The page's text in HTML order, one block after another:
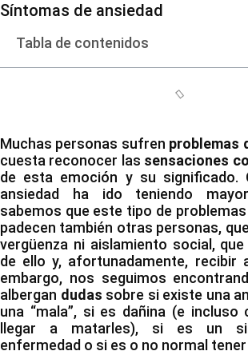
Síntomas de ansiedad
Tabla de contenidos
Muchas personas sufren problemas
cuesta reconocer las sensaciones
de esta emoción y su significado.
ansiedad ha ido teniendo
sabemos que este tipo de
padecen también otras personas,
vergüenza ni aislamiento social,
de ello y, afortunadamente, recibir
embargo, nos seguimos
albergan dudas sobre si existe una
una “mala”, si es dañina (e incluso
llegar a matarles), si es un
enfermedad o si es o no normal tener